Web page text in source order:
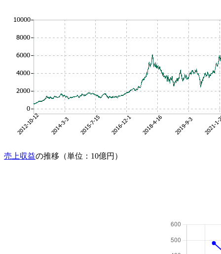
売上収益の推移（単位：10億円）